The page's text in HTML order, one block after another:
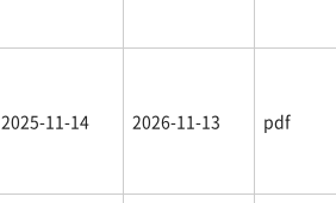
2025-11-14 2026-11-13 pdf